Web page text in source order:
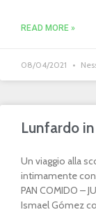
READ MORE »
08/04/2021
Lunfardo
Un viaggio alla
intimamente
PAN COMIDO –
Ismael Gómez